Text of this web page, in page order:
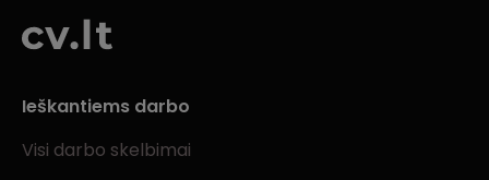
Ieškantiems darbo
Visi darbo skelbimai